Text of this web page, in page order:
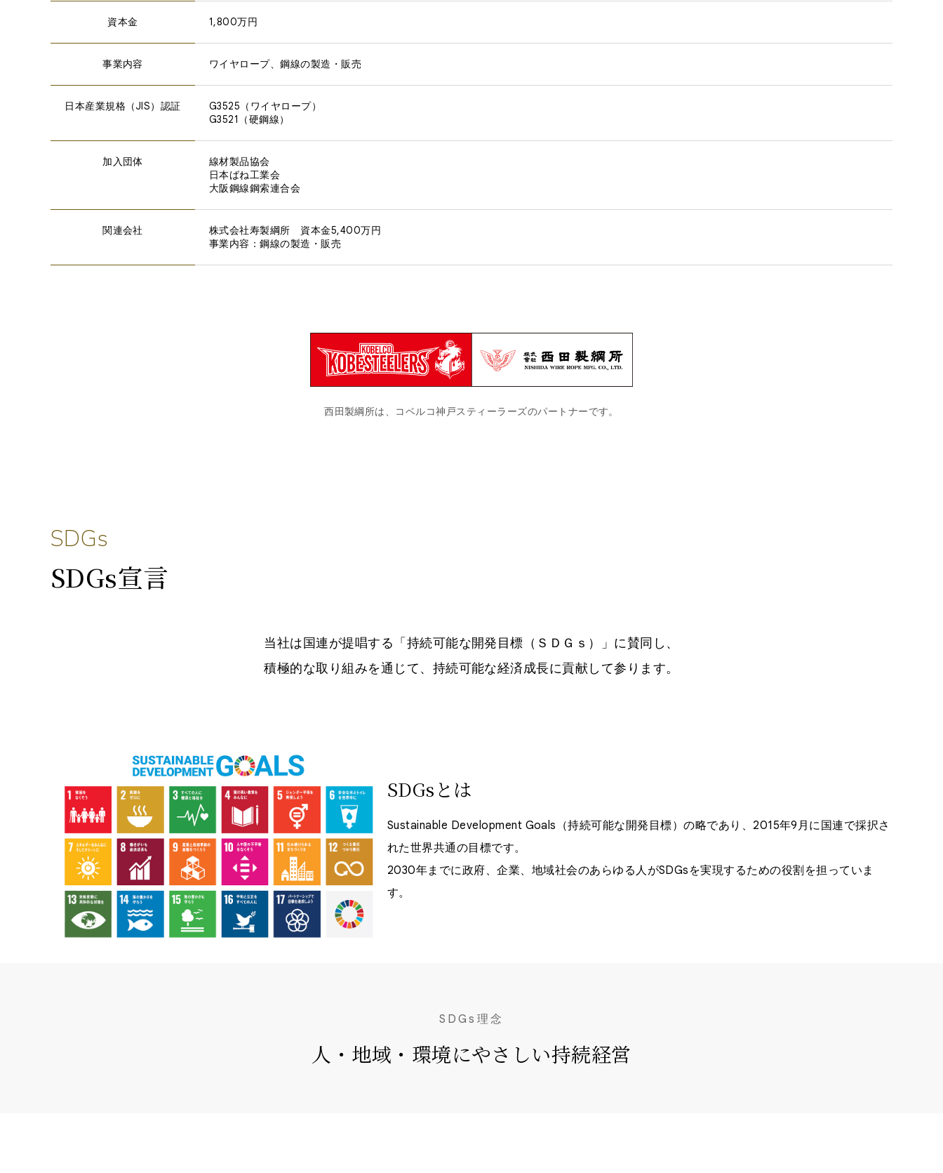
資本金 1,800万円
事業内容 ワイヤロープ、鋼線の製造・販売
日本産業規格（JIS）認証
G3525（ワイヤロープ）
G3521（硬鋼線）
加入団体
線材製品協会
日本ばね工業会
大阪鋼線鋼索連合会
関連会社
株式会社寿製綱所 資本金5,400万円
事業内容：鋼線の製造・販売
西田製綱所は、コベルコ神戸スティーラーズのパートナーです。
SDGs
SDGs宣言
当社は国連が提唱する「持続可能な開発目標（ＳＤＧｓ）」に賛同し、
積極的な取り組みを通じて、持続可能な経済成長に貢献して参ります。
SDGsとは
Sustainable Development Goals（持続可能な開発目標）の略であり、2015年9月に国連で採択さ
れた世界共通の目標です。
2030年までに政府、企業、地域社会のあらゆる人がSDGsを実現するための役割を担っていま
す。
SDGs理念
人・地域・環境にやさしい持続経営